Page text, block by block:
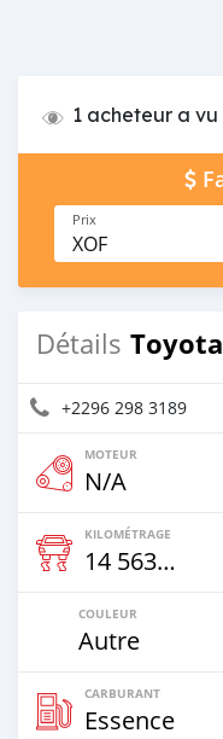
1 acheteur a
Prix
XOF
Détails
+2296 298 3189
MOTEUR
N/A
KILOMÉTRAGE
14 563 Km
COULEUR
Autre
CARBURANT
Essence